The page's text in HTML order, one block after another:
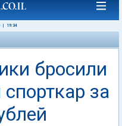
19:34
бросили
за